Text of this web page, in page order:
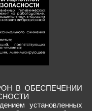
В ОБЕСПЕЧЕНИИ
установленных